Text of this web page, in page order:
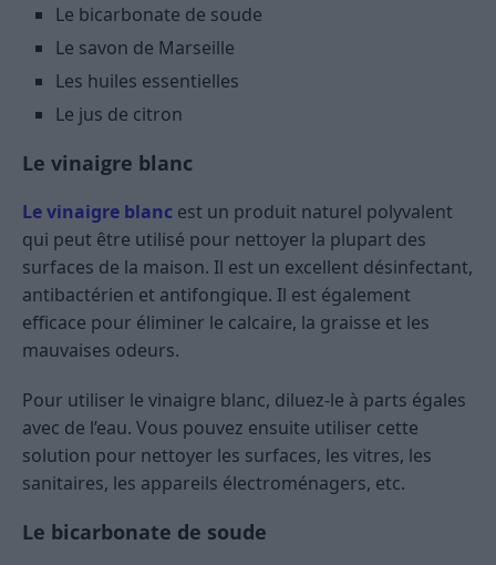
Le bicarbonate de soude
Le savon de Marseille
Les huiles essentielles
Le jus de citron
Le vinaigre blanc
Le vinaigre blanc est un produit naturel polyvalent
qui peut être utilisé pour nettoyer la plupart des
surfaces de la maison. Il est un excellent désinfectant,
antibactérien et antifongique. Il est également
efficace pour éliminer le calcaire, la graisse et les
mauvaises odeurs.
Pour utiliser le vinaigre blanc, diluez-le à parts égales
avec de l’eau. Vous pouvez ensuite utiliser cette
solution pour nettoyer les surfaces, les vitres, les
sanitaires, les appareils électroménagers, etc.
Le bicarbonate de soude